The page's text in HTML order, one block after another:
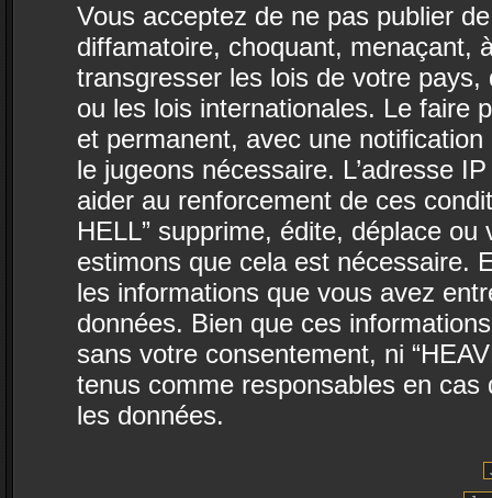
Vous acceptez de ne pas publier
diffamatoire, choquant, menaçant,
transgresser les lois de votre pays,
ou les lois internationales. Le faire
et permanent, avec une
le jugeons nécessaire. L’adresse
aider au renforcement de ces
HELL” supprime, édite, déplace
estimons que cela est nécessaire.
les informations que vous avez
données. Bien que ces
sans votre consentement, ni
tenus comme responsables en
les données.